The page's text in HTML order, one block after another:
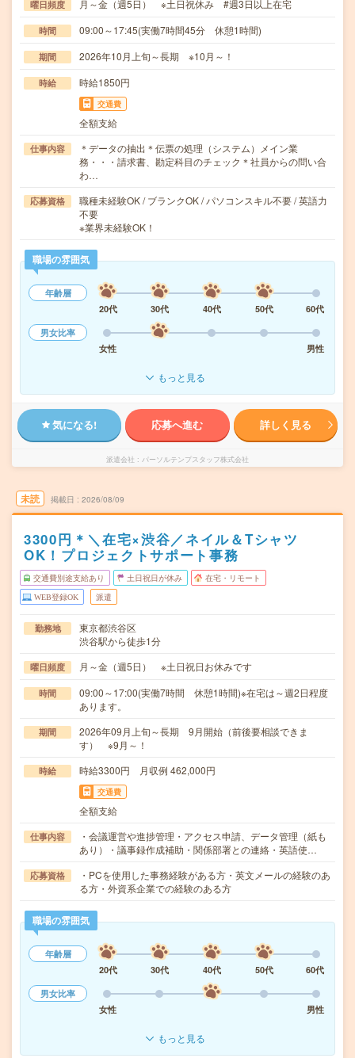
曜日頻度 月～金（週5日） ※土日祝休み #週3日以上在宅
時間 09:00～17:45(実働7時間45分 休憩1時間)
期間 2026年10月上旬～長期 ※10月～！
時給 時給1850円
交通費
全額支給
仕事内容
＊データの抽出＊伝票の処理（システム）メイン業
務・・・請求書、勘定科目のチェック＊社員からの問い合
わ…
応募資格
職種未経験OK / ブランクOK / パソコンスキル不要 / 英語力
不要
※業界未経験OK！
職場の雰囲気
年齢層
20代
30代 40代 50代
60代
男女比率
女性
男性
もっと見る
気になる! 応募へ進む 詳しく見る
派遣会社 パーソルテンプスタッフ株式会社
未読 掲載日 2026/08/09
3300円＊＼在宅×渋谷／ネイル＆Tシャツ
OK！プロジェクトサポート事務
交通費別途支給あり 土日祝日が休み 在宅・リモート
WEB登録OK 派遣
勤務地
東京都渋谷区
渋谷駅から徒歩1分
曜日頻度 月～金（週5日） ※土日祝日お休みです
時間
09:00～17:00(実働7時間 休憩1時間)※在宅は～週2日程度
あります。
期間
2026年09月上旬～長期 9月開始（前後要相談できま
す） ※9月～！
時給 時給3300円 月収例 462,000円
交通費
全額支給
仕事内容
・会議運営や進捗管理・アクセス申請、データ管理（紙も
あり）・議事録作成補助・関係部署との連絡・英語使…
応募資格
・PCを使用した事務経験がある方・英文メールの経験のあ
る方・外資系企業での経験のある方
職場の雰囲気
年齢層
20代
30代 40代 50代
60代
男女比率
女性
男性
もっと見る